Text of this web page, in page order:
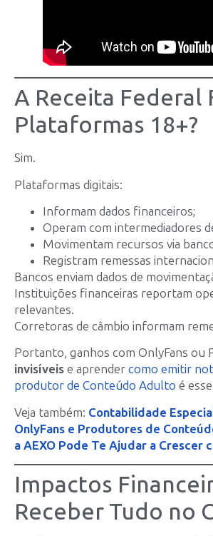
A Receita Federal
Plataformas 18+?
Sim.
Plataformas digitais:
Informam dados financeiros;
Operam com intermediadores
Movimentam recursos via
Registram remessas
Bancos enviam dados de
Instituições financeiras reportam
relevantes.
Corretoras de câmbio informam
Portanto, ganhos com OnlyFans ou
invisíveis e aprender como emitir
produtor de Conteúdo Adulto é
Veja também: Contabilidade
OnlyFans e Produtores de
a AEXO Pode Te Ajudar a Crescer
Impactos
Receber Tudo no